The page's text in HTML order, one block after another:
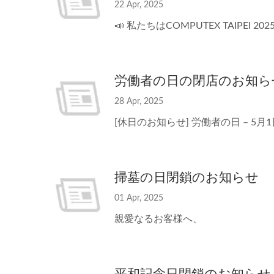
22 Apr, 2025
📣 私たちはCOMPUTEX TAIPEI
労働者の日の閉店のお知ら
28 Apr, 2025
[休日のお知らせ] 労働者の日 – 5月1
掃墓の日閉鎖のお知らせ
01 Apr, 2025
親愛なるお客様へ、